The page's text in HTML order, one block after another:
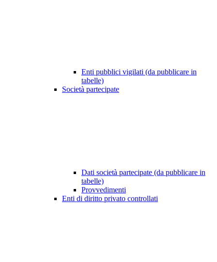
Enti pubblici vigilati (da pubblicare in
tabelle)
Società partecipate
Dati società partecipate (da pubblicare in
tabelle)
Provvedimenti
Enti di diritto privato controllati